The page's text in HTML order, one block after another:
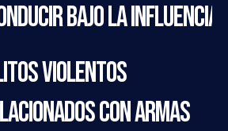
bajo la influencia
violentos
con armas